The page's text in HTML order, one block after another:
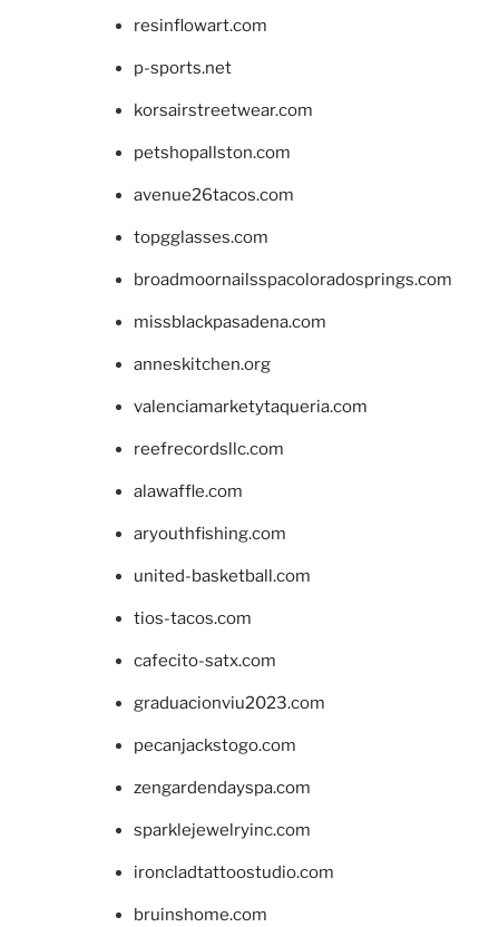
resinflowart.com
p-sports.net
korsairstreetwear.com
petshopallston.com
avenue26tacos.com
topgglasses.com
broadmoornailsspacoloradosprings.com
missblackpasadena.com
anneskitchen.org
valenciamarketytaqueria.com
reefrecordsllc.com
alawaffle.com
aryouthfishing.com
united-basketball.com
tios-tacos.com
cafecito-satx.com
graduacionviu2023.com
pecanjackstogo.com
zengardendayspa.com
sparklejewelryinc.com
ironcladtattoostudio.com
bruinshome.com